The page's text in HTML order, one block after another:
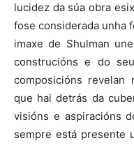
lucidez da súa obra
fose considerada unha
imaxe de Shulman
construcións e do
composicións revelan
que hai detrás da
visións e aspiracións
sempre está presente